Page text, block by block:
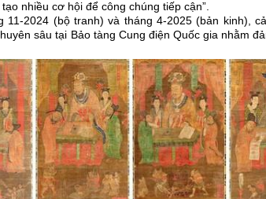
nhiều cơ hội để công chúng tiếp cận”.
11-2024 (bộ tranh) và tháng 4-2025 (bản kinh),
sâu tại Bảo tàng Cung điện Quốc gia nhằm